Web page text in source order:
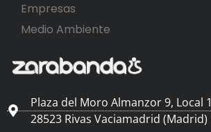
Empresas
Medio Ambiente
Plaza del Moro Almanzor 9, Local 1
28523 Rivas Vaciamadrid (Madrid)